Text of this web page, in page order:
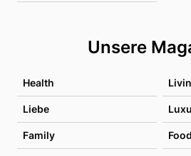
Unsere
Health
Liebe
Family Food